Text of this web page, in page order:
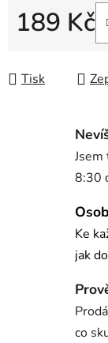
189 Kč
Tisk
8:30
Ke
jak
co